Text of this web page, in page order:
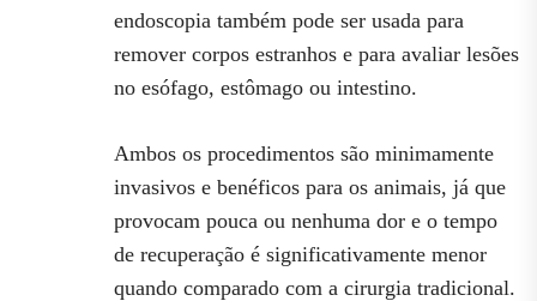
endoscopia também pode ser usada para
remover corpos estranhos e para avaliar lesões
no esófago, estômago ou intestino.
Ambos os procedimentos são minimamente
invasivos e benéficos para os animais, já que
provocam pouca ou nenhuma dor e o tempo
de recuperação é significativamente menor
quando comparado com a cirurgia tradicional.